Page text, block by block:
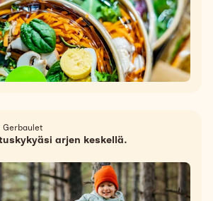
Gerbaulet
arjen keskellä.